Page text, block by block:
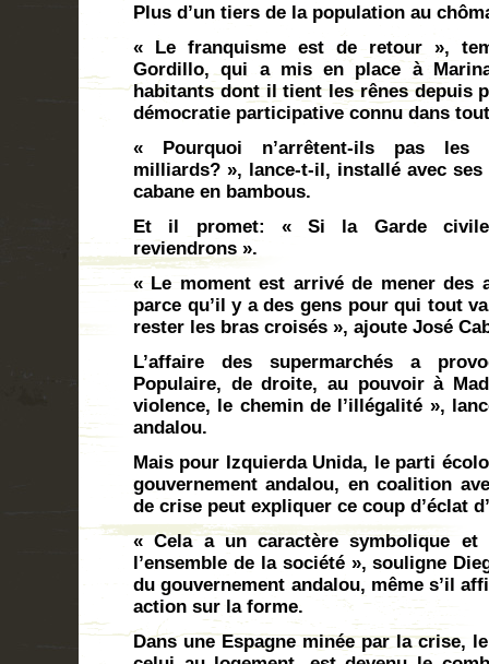
Plus d’un tiers de la population au
« Le franquisme est de retour »,
Gordillo, qui a mis en place à
habitants dont il tient les rênes depuis
démocratie participative connu dans
« Pourquoi n’arrêtent-ils pas les
milliards? », lance-t-il, installé avec ses
cabane en bambous.
Et il promet: « Si la Garde
reviendrons ».
« Le moment est arrivé de mener des
parce qu’il y a des gens pour qui tout
rester les bras croisés », ajoute José
L’affaire des supermarchés a
Populaire, de droite, au pouvoir à
violence, le chemin de l’illégalité »,
andalou.
Mais pour Izquierda Unida, le parti
gouvernement andalou, en coalition
de crise peut expliquer ce coup d’éclat
« Cela a un caractère symbolique
l’ensemble de la société », souligne
du gouvernement andalou, même s’il
action sur la forme.
Dans une Espagne minée par la crise,